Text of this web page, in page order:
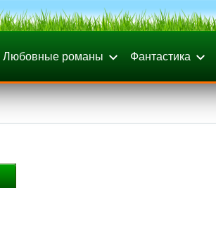
Любовные романы Фантастика